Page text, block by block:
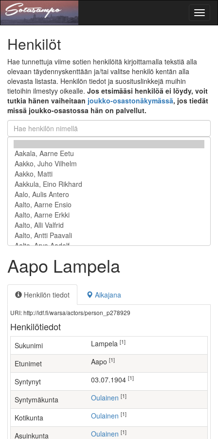
Henkilöt
Hae tunnettuja viime sotien henkilöitä kirjoittamalla tekstiä alla
olevaan täydennyskenttään ja/tai valitse henkilö kentän alla
olevasta listasta. Henkilön tiedot ja suosituslinkkejä muihin
tietoihin ilmestyy oikealle. Jos etsimääsi henkilöä ei löydy, voit
tutkia hänen vaiheitaan joukko-osastonäkymässä, jos tiedät
missä joukko-osastossa hän on palvellut.
Aapo Lampela
Henkilön tiedot Aikajana
URI: http://ldf.fi/warsa/actors/person_p278929
Henkilötiedot
Sukunimi Lampela [1]
Etunimet Aapo [1]
Syntynyt 03.07.1904 [1]
Syntymäkunta Oulainen [1]
Kotikunta Oulainen [1]
Asuinkunta Oulainen [1]